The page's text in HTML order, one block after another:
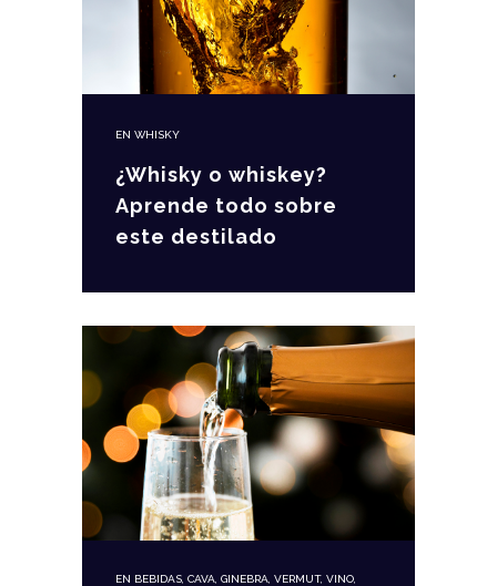
EN WHISKY
¿Whisky o whiskey?
Aprende todo sobre
este destilado
EN BEBIDAS CAVA GINEBRA VERMUT, VINO